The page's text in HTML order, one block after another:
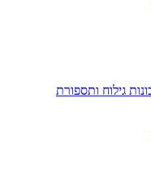
גילוח ותספורת